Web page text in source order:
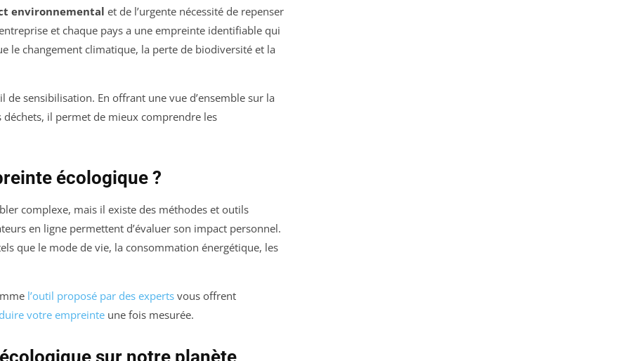
environnemental et de l’urgente nécessité de repenser
et chaque pays a une empreinte identifiable qui
le changement climatique, la perte de biodiversité et la
sensibilisation. En offrant une vue d’ensemble sur la
il permet de mieux comprendre les
écologique ?
complexe, mais il existe des méthodes et outils
en ligne permettent d’évaluer son impact personnel.
que le mode de vie, la consommation énergétique, les
l’outil proposé par des experts vous offrent
votre empreinte une fois mesurée.
sur notre planète